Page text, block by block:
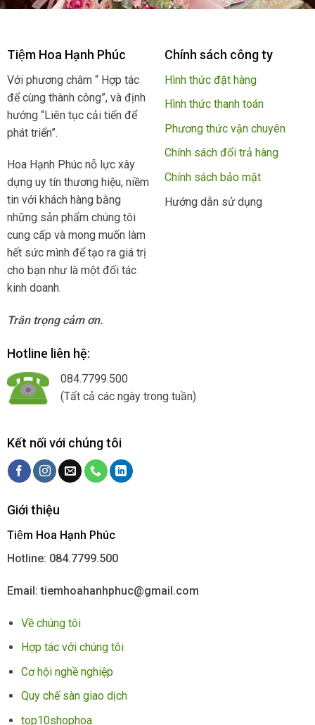
Tiệm Hoa Hạnh Phúc
Với phương châm “ Hợp tác
để cùng thành công”, và định
hướng “Liên tục cải tiến để
phát triển”.
Hoa Hạnh Phúc nỗ lực xây
dựng uy tín thương hiệu, niềm
tin với khách hàng bằng
những sản phẩm chúng tôi
cung cấp và mong muốn làm
hết sức mình để tạo ra giá trị
cho bạn như là một đối tác
kinh doanh.
Trân trọng cảm ơn.
Chính sách công ty
Hình thức đặt hàng
Hình thức thanh toán
Phương thức vận chuyên
Chính sách đổi trả hàng
Chính sách bảo mật
Hướng dẫn sử dụng
Hotline liên hệ:
084.7799.500
(Tất cả các ngày trong tuần)
Kết nối với chúng tôi
Giới thiệu
Tiệm Hoa Hạnh Phúc
Hotline: 084.7799.500
Email: tiemhoahanhphuc@gmail.com
Về chúng tôi
Hợp tác với chúng tôi
Cơ hội nghề nghiệp
Quy chế sàn giao dịch
top10shophoa